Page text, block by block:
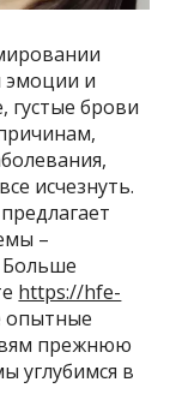
эмоции и
брови
исчезнуть.
–
Больше
https://hfe-
опытные
прежнюю
углубимся в